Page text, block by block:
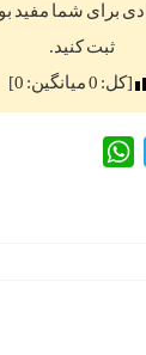
برای شما مفید
ثبت کنید.
[کل: 0میانگین: 0
]
Telegram